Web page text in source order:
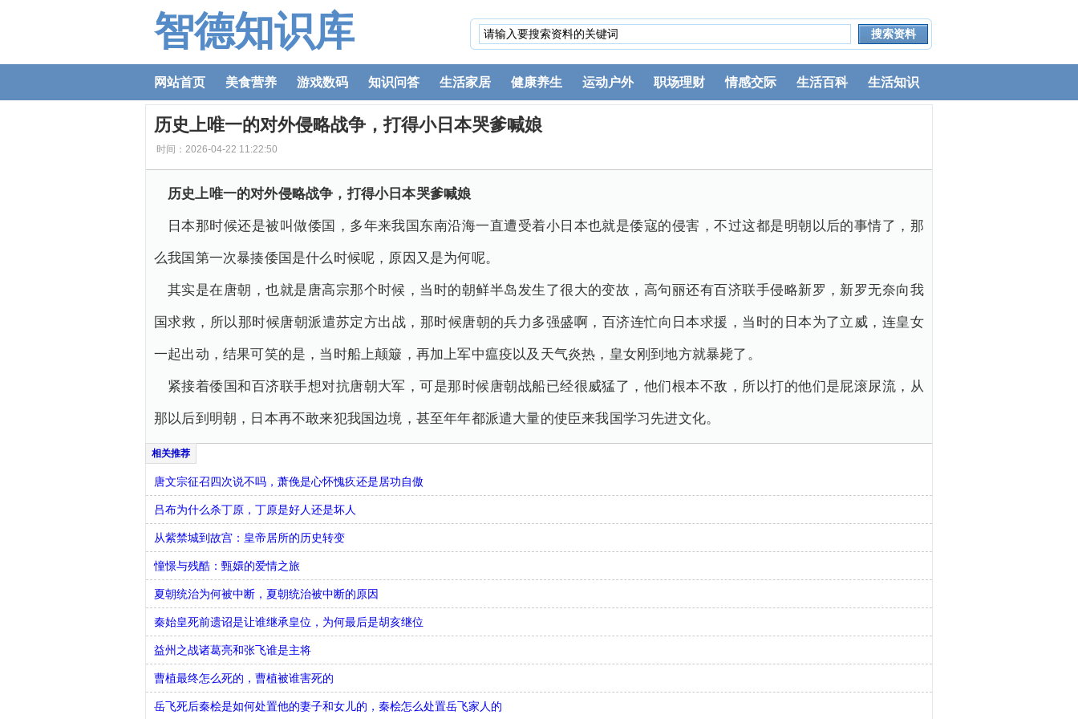
智德知识库
网站首页 美食营养 游戏数码 知识问答 生活家居 健康养生 运动户外 职场理财 情感交际 生活百科 生活知识
历史上唯一的对外侵略战争，打得小日本哭爹喊娘
时间：2026-04-22 11:22:50
历史上唯一的对外侵略战争，打得小日本哭爹喊娘
日本那时候还是被叫做倭国，多年来我国东南沿海一直遭受着小日本也就是倭寇的侵害，不过这都是明朝以后的事情了，那
么我国第一次暴揍倭国是什么时候呢，原因又是为何呢。
其实是在唐朝，也就是唐高宗那个时候，当时的朝鲜半岛发生了很大的变故，高句丽还有百济联手侵略新罗，新罗无奈向我
国求救，所以那时候唐朝派遣苏定方出战，那时候唐朝的兵力多强盛啊，百济连忙向日本求援，当时的日本为了立威，连皇女
一起出动，结果可笑的是，当时船上颠簸，再加上军中瘟疫以及天气炎热，皇女刚到地方就暴毙了。
紧接着倭国和百济联手想对抗唐朝大军，可是那时候唐朝战船已经很威猛了，他们根本不敌，所以打的他们是屁滚尿流，从
那以后到明朝，日本再不敢来犯我国边境，甚至年年都派遣大量的使臣来我国学习先进文化。
唐文宗征召四次说不吗，萧俛是心怀愧疚还是居功自傲
吕布为什么杀丁原，丁原是好人还是坏人
从紫禁城到故宫：皇帝居所的历史转变
憧憬与残酷：甄嬛的爱情之旅
夏朝统治为何被中断，夏朝统治被中断的原因
秦始皇死前遗诏是让谁继承皇位，为何最后是胡亥继位
益州之战诸葛亮和张飞谁是主将
曹植最终怎么死的，曹植被谁害死的
​岳飞死后秦桧是如何处置他的妻子和女儿的，秦桧怎么处置岳飞家人的